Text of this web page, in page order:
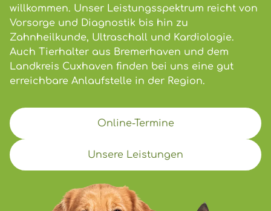
willkommen. Unser Leistungsspektrum reicht von
Vorsorge und Diagnostik bis hin zu
Zahnheilkunde, Ultraschall und Kardiologie.
Auch Tierhalter aus Bremerhaven und dem
Landkreis Cuxhaven finden bei uns eine gut
erreichbare Anlaufstelle in der Region.
Online-Termine
Unsere Leistungen